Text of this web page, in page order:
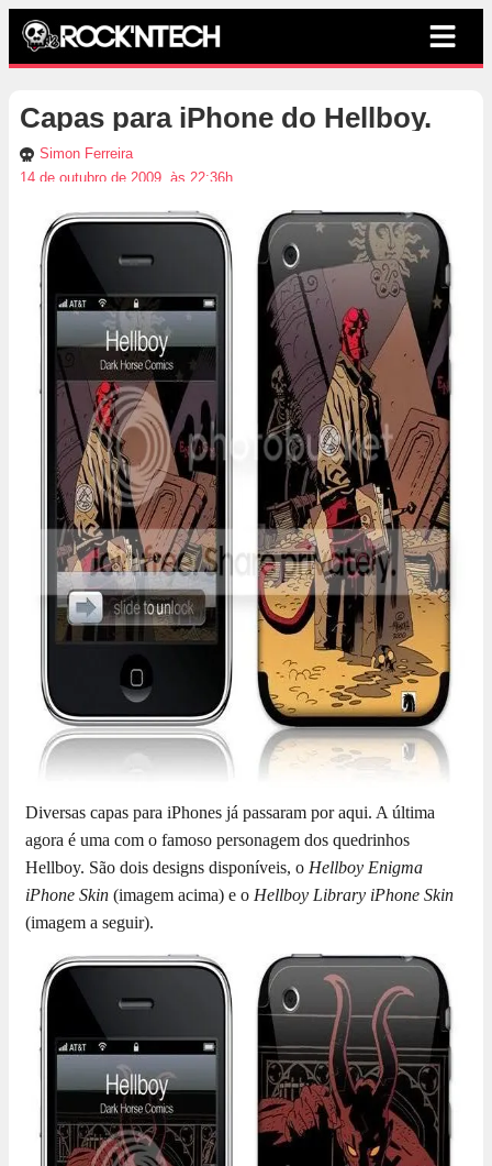
Capas para iPhone do Hellboy.
Simon Ferreira
14 de outubro de 2009, às 22:36h
Diversas capas para iPhones já passaram por aqui. A última
agora é uma com o famoso personagem dos quedrinhos
Hellboy. São dois designs disponíveis, o Hellboy Enigma
iPhone Skin (imagem acima) e o Hellboy Library iPhone Skin
(imagem a seguir).